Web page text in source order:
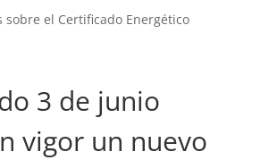
sobre el Certificado Energético
3 de junio
vigor un nuevo